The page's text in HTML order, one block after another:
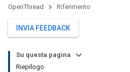
OpenThread Riferimento
INVIA FEEDBACK
Su questa pagina
Riepilogo